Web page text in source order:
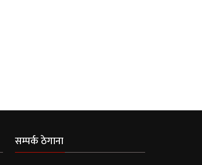
सम्पर्क ठेगाना